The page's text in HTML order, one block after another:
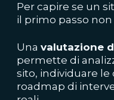
Per capire se un
il primo passo non
Una valutazione
permette di
sito, individuare le
roadmap di